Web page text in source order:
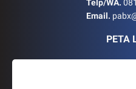
Telp/WA.
Email.
PETA